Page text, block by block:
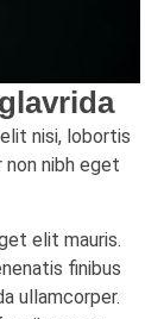
nisi, lobortis
nibh eget
elit mauris.
finibus
ullamcorper.